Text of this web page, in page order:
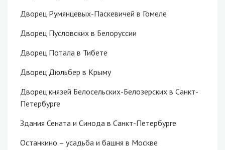
Дворец Румянцевых-Паскевичей в Гомеле
Дворец Пусловских в Белоруссии
Дворец Потала в Тибете
Дворец Дюльбер в Крыму
Дворец князей Белосельских-Белозерских в Санкт-
Петербурге
Здания Сената и Синода в Санкт-Петербурге
Останкино – усадьба и башня в Москве